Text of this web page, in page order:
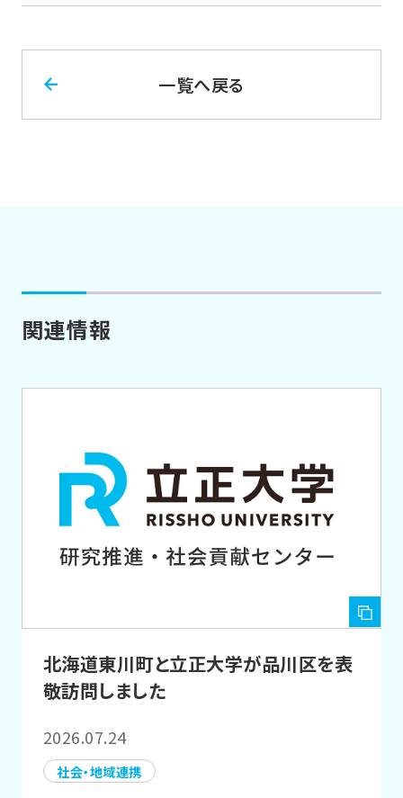
一覧へ戻る
関連情報
北海道東川町と立正大学が品川区を表
敬訪問しました
2026.07.24
社会・地域連携